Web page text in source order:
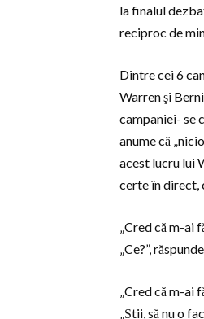
la finalul
reciproc de
Dintre cei 6
Warren şi
campaniei- se
anume că
acest lucru lui
certe în direct,
„Cred că m-ai
„Ce?”,
„Cred că m-ai
„Știi, să nu o